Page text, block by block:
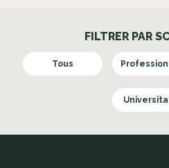
FILTRER PAR
Tous